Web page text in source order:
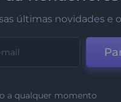
últimas novidades e
a qualquer momento